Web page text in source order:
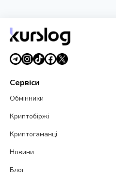
Сервіси
Обмінники
Криптобіржі
Криптогаманці
Новини
Блог